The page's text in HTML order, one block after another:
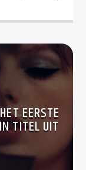
EERSTE
TITEL UIT